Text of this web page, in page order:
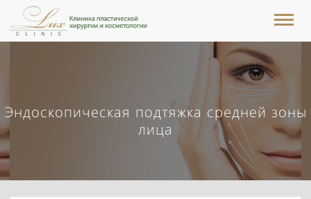
Эндоскопическая подтяжка средней зоны
лица